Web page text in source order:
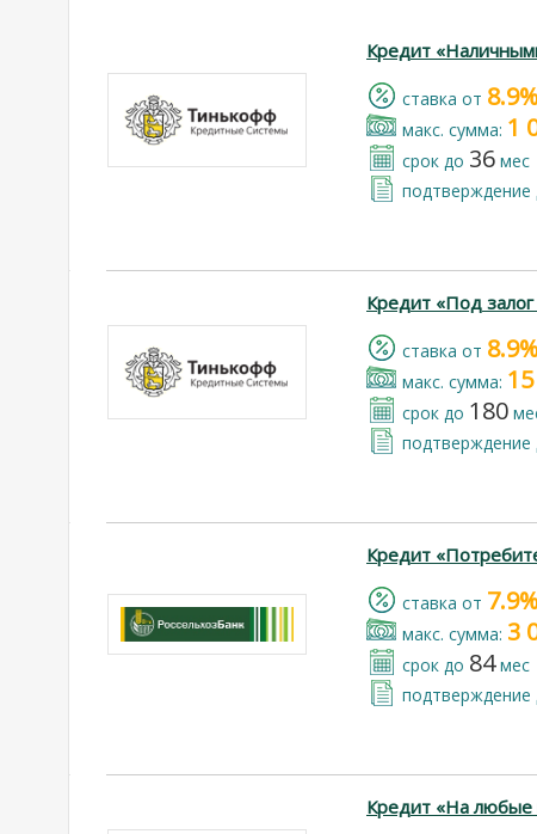
Кредит
cтавка от
макс. сумма: 1
срок до 36 мес
Кредит «Под
cтавка от
макс. сумма:
срок до 180
Кредит
cтавка от
макс. сумма: 3
срок до 84мес
Кредит «На любые